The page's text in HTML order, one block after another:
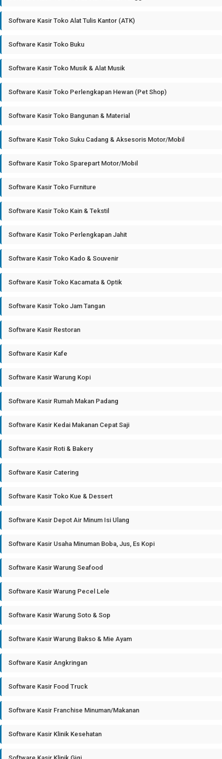
Software Kasir Toko Alat Tulis Kantor (ATK)
Software Kasir Toko Buku
Software Kasir Toko Musik & Alat Musik
Software Kasir Toko Perlengkapan Hewan (Pet Shop)
Software Kasir Toko Bangunan & Material
Software Kasir Toko Suku Cadang & Aksesoris Motor/Mobil
Software Kasir Toko Sparepart Motor/Mobil
Software Kasir Toko Furniture
Software Kasir Toko Kain & Tekstil
Software Kasir Toko Perlengkapan Jahit
Software Kasir Toko Kado & Souvenir
Software Kasir Toko Kacamata & Optik
Software Kasir Toko Jam Tangan
Software Kasir Restoran
Software Kasir Kafe
Software Kasir Warung Kopi
Software Kasir Rumah Makan Padang
Software Kasir Kedai Makanan Cepat Saji
Software Kasir Roti & Bakery
Software Kasir Catering
Software Kasir Toko Kue & Dessert
Software Kasir Depot Air Minum Isi Ulang
Software Kasir Usaha Minuman Boba, Jus, Es Kopi
Software Kasir Warung Seafood
Software Kasir Warung Pecel Lele
Software Kasir Warung Soto & Sop
Software Kasir Warung Bakso & Mie Ayam
Software Kasir Angkringan
Software Kasir Food Truck
Software Kasir Franchise Minuman/Makanan
Software Kasir Klinik Kesehatan